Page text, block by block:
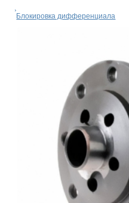
Блокировка дифференциала